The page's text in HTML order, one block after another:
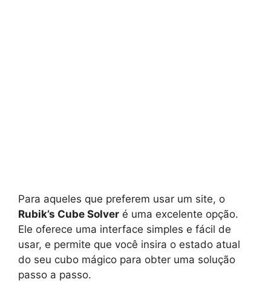
Para aqueles que preferem usar um site, o
Rubik’s Cube Solver é uma excelente opção.
Ele oferece uma interface simples e fácil de
usar, e permite que você insira o estado atual
do seu cubo mágico para obter uma solução
passo a passo.